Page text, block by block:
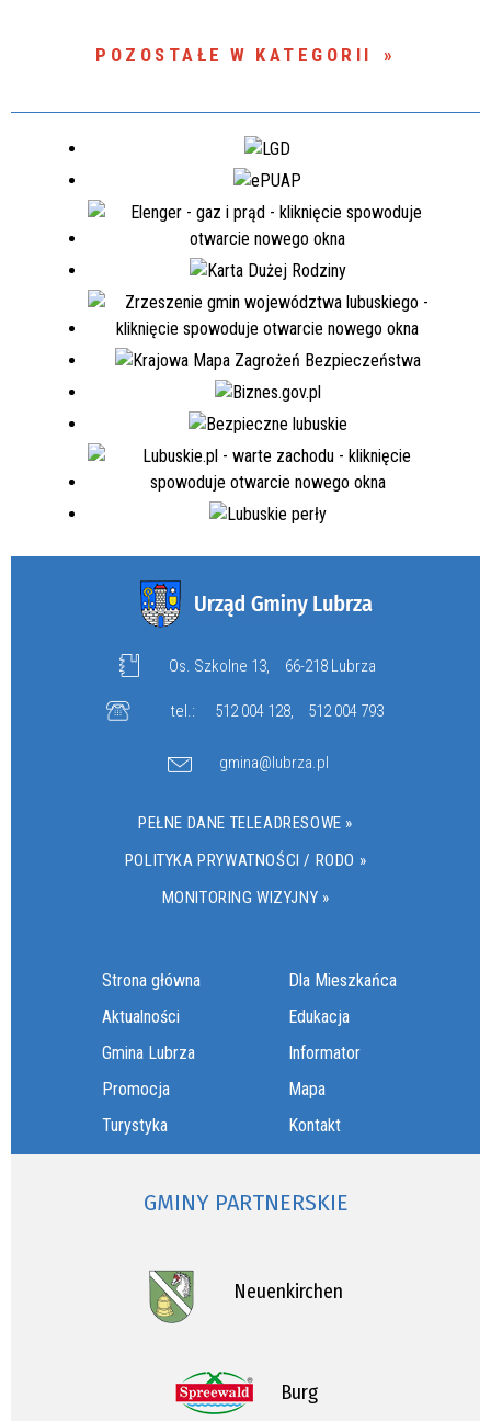
POZOSTAŁE W KATEGORII
Os. Szkolne 13, 66-218 Lubrza
tel.: 512 004 128 512 004 793
gmina@lubrza.pl
PEŁNE DANE TELEADRESOWE »
POLITYKA PRYWATNOŚCI / RODO »
MONITORING WIZYJNY »
Strona główna
Aktualności
Gmina Lubrza
Promocja
Turystyka
Dla Mieszkańca
Edukacja
Informator
Mapa
Kontakt
GMINY PARTNERSKIE
Neuenkirchen
Burg